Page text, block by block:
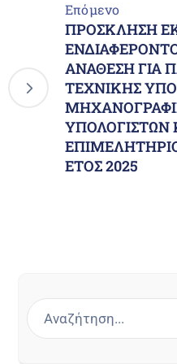
Επόμενο
ΠΡΟΣΚΛΗΣΗ
ΑΝΑΘΕΣΗ ΓΙΑ
ΤΕΧΝΙΚΗΣ
ΥΠΟΛΟΓΙΣΤΩΝ
ΕΤΟΣ 2025